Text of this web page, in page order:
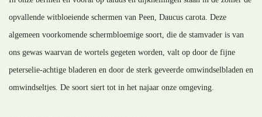
opvallende witbloeiende schermen van Peen, Daucus carota. Deze
algemeen voorkomende schermbloemige soort, die de stamvader is van
ons gewas waarvan de wortels gegeten worden, valt op door de fijne
peterselie-achtige bladeren en door de sterk geveerde omwindselbladen en
omwindseltjes. De soort siert tot in het najaar onze omgeving.